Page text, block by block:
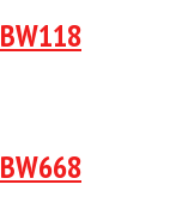
BW118
BW668